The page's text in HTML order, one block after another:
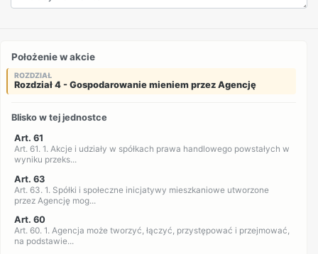
Położenie w akcie
ROZDZIAŁ
Rozdział 4 - Gospodarowanie mieniem przez Agencję
Blisko w tej jednostce
Art. 61
Art. 61. 1. Akcje i udziały w spółkach prawa handlowego powstałych w
wyniku przeks...
Art. 63
Art. 63. 1. Spółki i społeczne inicjatywy mieszkaniowe utworzone
przez Agencję mog...
Art. 60
Art. 60. 1. Agencja może tworzyć, łączyć, przystępować i przejmować,
na podstawie...